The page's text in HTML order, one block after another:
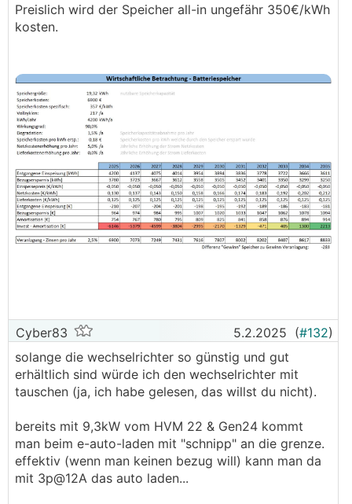
Preislich wird der Speicher all-in ungefähr 350€/kWh
kosten.
Cyber83 5.2.2025 (#132)
solange die wechselrichter so günstig und gut
erhältlich sind würde ich den wechselrichter mit
tauschen (ja, ich habe gelesen, das willst du nicht).
bereits mit 9,3kW vom HVM 22 & Gen24 kommt
man beim e-auto-laden mit "schnipp" an die grenze.
effektiv (wenn man keinen bezug will) kann man da
mit 3p@12A das auto laden...